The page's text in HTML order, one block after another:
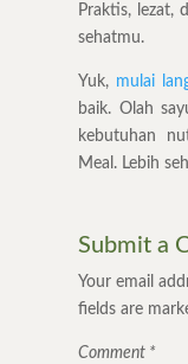
Praktis, lezat,
sehatmu.
Yuk, mulai
baik. Olah
kebutuhan
Meal. Lebih
Submit a
Your email
fields are
Comment *